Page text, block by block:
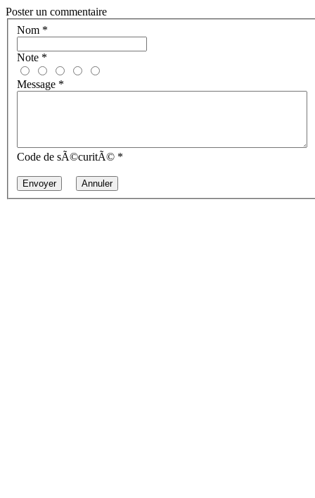
Poster un commentaire
Nom *
Note *
Message *
Code de sÃ©curitÃ© *